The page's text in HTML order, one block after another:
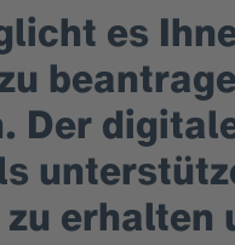
es
Der
erhalten